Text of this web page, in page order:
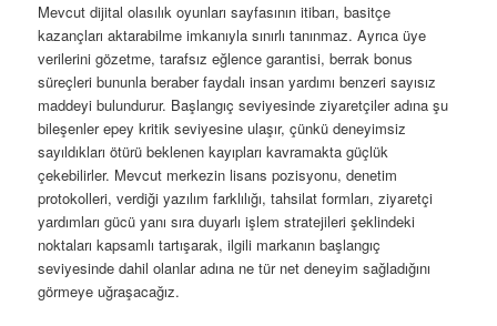
Mevcut dijital olasılık oyunları sayfasının itibarı, basitçe
kazançları aktarabilme imkanıyla sınırlı tanınmaz. Ayrıca üye
verilerini gözetme, tarafsız eğlence garantisi, berrak bonus
süreçleri bununla beraber faydalı insan yardımı benzeri sayısız
maddeyi bulundurur. Başlangıç seviyesinde ziyaretçiler adına şu
bileşenler epey kritik seviyesine ulaşır, çünkü deneyimsiz
sayıldıkları ötürü beklenen kayıpları kavramakta güçlük
çekebilirler. Mevcut merkezin lisans pozisyonu, denetim
protokolleri, verdiği yazılım farklılığı, tahsilat formları, ziyaretçi
yardımları gücü yanı sıra duyarlı işlem stratejileri şeklindeki
noktaları kapsamlı tartışarak, ilgili markanın başlangıç
seviyesinde dahil olanlar adına ne tür net deneyim sağladığını
görmeye uğraşacağız.